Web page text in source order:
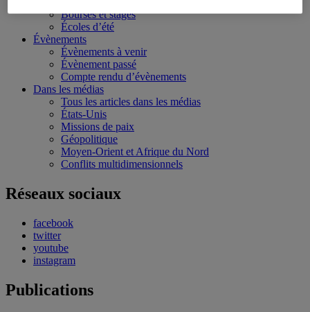
Bourses et stages
Écoles d’été
Évènements
Évènements à venir
Évènement passé
Compte rendu d’évènements
Dans les médias
Tous les articles dans les médias
États-Unis
Missions de paix
Géopolitique
Moyen-Orient et Afrique du Nord
Conflits multidimensionnels
Réseaux sociaux
facebook
twitter
youtube
instagram
Publications